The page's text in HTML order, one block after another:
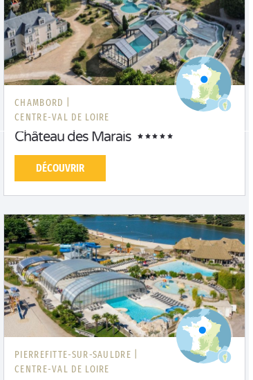
CHAMBORD |
CENTRE-VAL DE LOIRE
Château des Marais
DÉCOUVRIR
PIERREFITTE-SUR-SAULDRE |
CENTRE-VAL DE LOIRE